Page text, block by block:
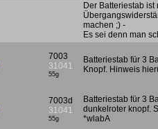
Der Batteriestab
machen ;) -
Es sei denn man
7003
31041
55g
Batteriestab für 3
Knopf. Hinweis
7003d
31041
55g
Batteriestab für 3
dunkelroter knopf.
*wlabA